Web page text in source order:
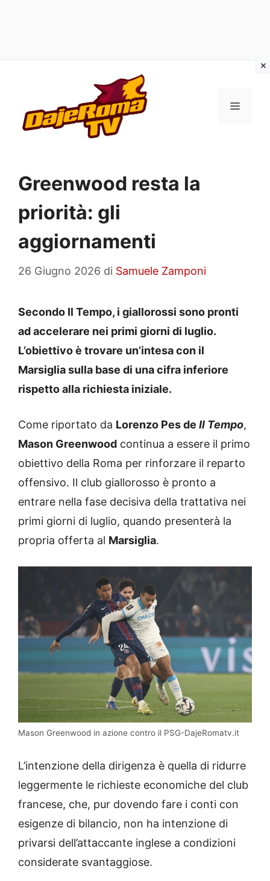
contenuto
MENU
Greenwood resta la
priorità: gli
aggiornamenti
26 Giugno 2026 di Samuele Zamponi
Secondo Il Tempo, i giallorossi sono pronti
ad accelerare nei primi giorni di luglio.
L’obiettivo è trovare un’intesa con il
Marsiglia sulla base di una cifra inferiore
rispetto alla richiesta iniziale.
Come riportato da Lorenzo Pes de Il Tempo,
Mason Greenwood continua a essere il primo
obiettivo della Roma per rinforzare il reparto
offensivo. Il club giallorosso è pronto a
entrare nella fase decisiva della trattativa nei
primi giorni di luglio, quando presenterà la
propria offerta al Marsiglia.
Mason Greenwood in azione contro il PSG-DajeRomatv.it
L’intenzione della dirigenza è quella di ridurre
leggermente le richieste economiche del club
francese, che, pur dovendo fare i conti con
esigenze di bilancio, non ha intenzione di
privarsi dell’attaccante inglese a condizioni
considerate svantaggiose.